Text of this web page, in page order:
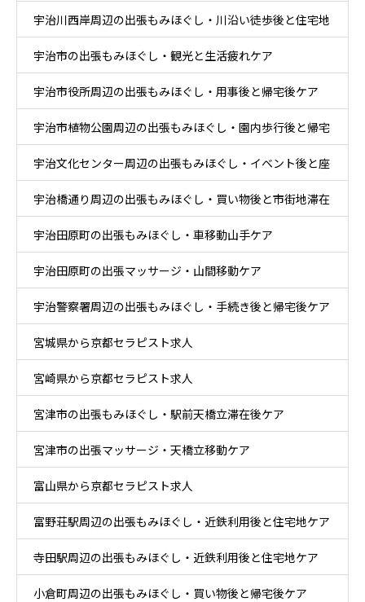
息ケア
宇治川西岸周辺の出張もみほぐし・川沿い徒歩後と住宅地
帰宅ケア
宇治市の出張もみほぐし・観光と生活疲れケア
宇治市役所周辺の出張もみほぐし・用事後と帰宅後ケア
宇治市植物公園周辺の出張もみほぐし・園内歩行後と帰宅
後ケア
宇治文化センター周辺の出張もみほぐし・イベント後と座
り時間ケア
宇治橋通り周辺の出張もみほぐし・買い物後と市街地滞在
ケア
宇治田原町の出張もみほぐし・車移動山手ケア
宇治田原町の出張マッサージ・山間移動ケア
宇治警察署周辺の出張もみほぐし・手続き後と帰宅後ケア
宮城県から京都セラピスト求人
宮崎県から京都セラピスト求人
宮津市の出張もみほぐし・駅前天橋立滞在後ケア
宮津市の出張マッサージ・天橋立移動ケア
富山県から京都セラピスト求人
富野荘駅周辺の出張もみほぐし・近鉄利用後と住宅地ケア
寺田駅周辺の出張もみほぐし・近鉄利用後と住宅地ケア
小倉町周辺の出張もみほぐし・買い物後と帰宅後ケア